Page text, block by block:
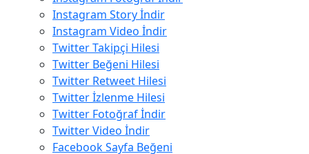
Instagram Story İndir
Instagram Video İndir
Twitter Takipçi Hilesi
Twitter Beğeni Hilesi
Twitter Retweet Hilesi
Twitter İzlenme Hilesi
Twitter Fotoğraf İndir
Twitter Video İndir
Facebook Sayfa Beğeni